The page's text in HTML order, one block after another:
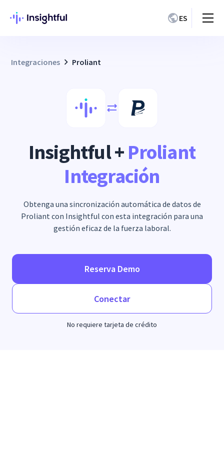
ES
Integraciones Proliant
Insightful + Proliant
Integración
Obtenga una sincronización automática de datos de
Proliant con Insightful con esta integración para una
gestión eficaz de la fuerza laboral.
Reserva Demo
Conectar
No requiere tarjeta de crédito